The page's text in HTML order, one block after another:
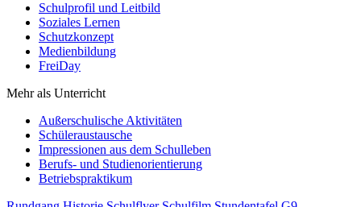
Schulprofil und Leitbild
Soziales Lernen
Schutzkonzept
Medienbildung
FreiDay
Mehr als Unterricht
Außerschulische Aktivitäten
Schüleraustausche
Impressionen aus dem Schulleben
Berufs- und Studienorientierung
Betriebspraktikum